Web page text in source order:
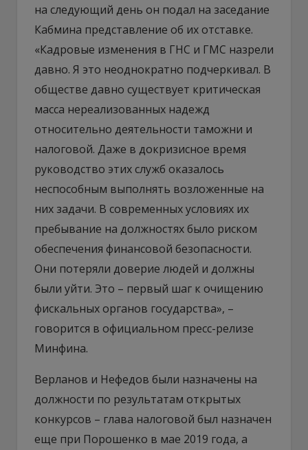
на следующий день он подал на заседание
Кабмина представление об их отставке.
«Кадровые изменения в ГНС и ГМС назрели
давно. Я это неоднократно подчеркивал. В
обществе давно существует критическая
масса нереализованных надежд
относительно деятельности таможни и
налоговой. Даже в докризисное время
руководство этих служб оказалось
неспособным выполнять возложенные на
них задачи. В современных условиях их
пребывание на должностях было риском
обеспечения финансовой безопасности.
Они потеряли доверие людей и должны
были уйти. Это – первый шаг к очищению
фискальных органов государства», –
говорится в официальном пресс-релизе
Минфина.
Верланов и Нефедов были назначены на
должности по результатам открытых
конкурсов – глава налоговой был назначен
еще при Порошенко в мае 2019 года, а